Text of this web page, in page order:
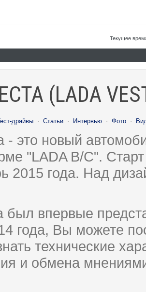
Текущее
(LADA
драйвы · Статьи · Интервью · Фото ·
- это новый
"LADA B/C".
2015 года. Над
был впервые
года, Вы можете
технические
и обмена